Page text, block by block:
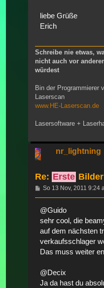
liebe Grüße
Erich
Schreibe nie etwas,
nicht auch vor
würdest
Bin der Programmierer
Laserscan
www.HE-Laserscan.de
Lasersoftware +
nr_lightning
Re: Erste
Beitrag
So 13 Nov, 2011 9:24
@Guido
sehr cool, die
auf dem nächsten
verkaufsschlager
Das muss weiter
@Decix
Ja da hast du